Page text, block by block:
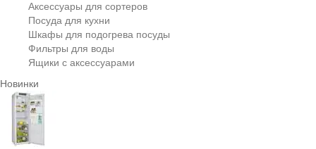
Аксессуары для сортеров
Посуда для кухни
Шкафы для подогрева посуды
Фильтры для воды
Ящики с аксессуарами
Новинки